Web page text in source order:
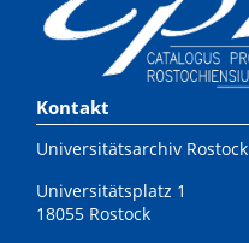
Kontakt
Universitätsarchiv Rostock
Universitätsplatz 1
18055 Rostock